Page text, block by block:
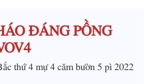
e
ĐÁNG PỒNG
thứ 4 mự 4 căm bườn 5 pì 2022